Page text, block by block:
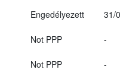
Engedélyezett
31/
Not PPP
-
Not PPP
-